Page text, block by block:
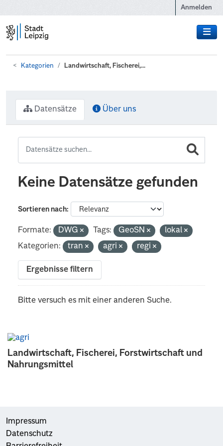
Anmelden
Kategorien Landwirtschaft, Fischerei,...
Landwirtschaft, Fischerei, Forstwirtschaft und
Nahrungsmittel
Datensätze Über uns
Keine Datensätze gefunden
Sortieren nach
Formate: DWG Tags: GeoSN
lokal
Kategorien:
tran agri regi
Ergebnisse filtern
Bitte versuch es mit einer anderen Suche.
Impressum
Datenschutz